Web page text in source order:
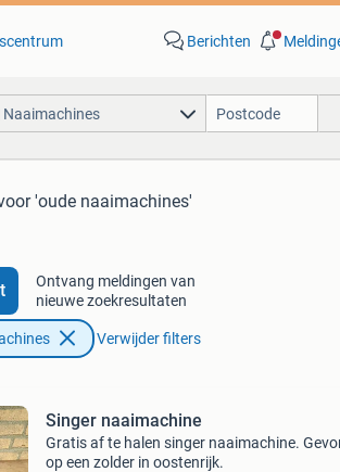
Berichten
Naaimachines
'oude naaimachines'
Ontvang meldingen van
nieuwe zoekresultaten
Verwijder filters
Singer naaimachine
Gratis af te halen singer naaimachine.
op een zolder in oostenrijk.